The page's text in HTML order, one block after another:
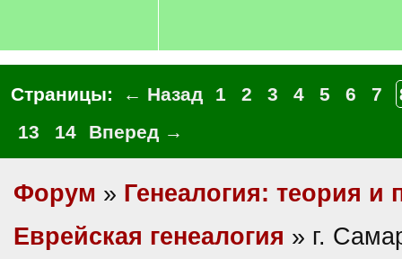
Страницы: ← Назад 1 2 3 4 5 6 7
13
14 Вперед →
Форум » Генеалогия: теория и
Еврейская генеалогия » г.